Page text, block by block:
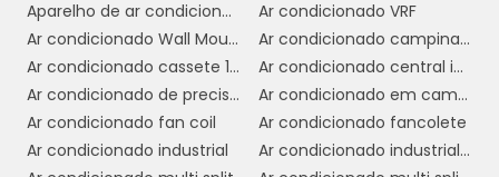
oferecem flexibilidade , pois podem ser
movidos de um local para outro. No entanto,
eles costumam ser menos potentes e menos
eficientes em termos de consumo de energia,
tornando-os menos adequados para
ambientes comerciais que exigem
Aparelho de ar condicionado multi Split
Ar condicionado VRF
Ar condicionado Wall Mounted
Ar condicionado campinas preço
Ar condicionado cassete 1 via
Ar condicionado central industrial
Ar condicionado de precisão
Ar condicionado em campinas instalação
Ar condicionado fan coil
Ar condicionado fancolete
Ar condicionado industrial
Ar condicionado industrial campinas